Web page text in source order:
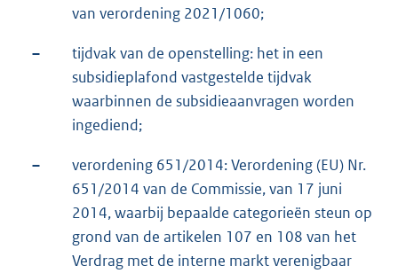
van verordening 2021/1060;
–
tijdvak van de openstelling: het in een
subsidieplafond vastgestelde tijdvak
waarbinnen de subsidieaanvragen worden
ingediend;
–
verordening 651/2014: Verordening (EU) Nr.
651/2014 van de Commissie, van 17 juni
2014, waarbij bepaalde categorieën steun op
grond van de artikelen 107 en 108 van het
Verdrag met de interne markt verenigbaar